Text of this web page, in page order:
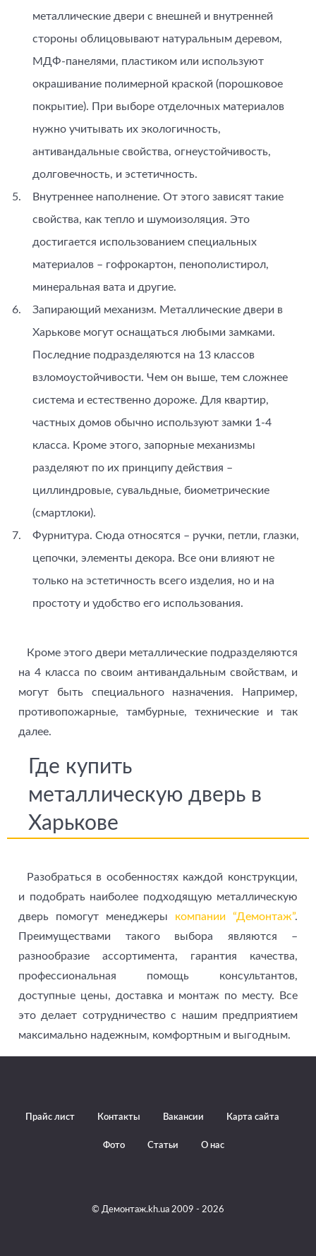
металлические двери с внешней и внутренней
стороны облицовывают натуральным деревом,
МДФ-панелями, пластиком или используют
окрашивание полимерной краской (порошковое
покрытие). При выборе отделочных материалов
нужно учитывать их экологичность,
антивандальные свойства, огнеустойчивость,
долговечность, и эстетичность.
Внутреннее наполнение. От этого зависят такие
свойства, как тепло и шумоизоляция. Это
достигается использованием специальных
материалов – гофрокартон, пенополистирол,
минеральная вата и другие.
Запирающий механизм. Металлические двери в
Харькове могут оснащаться любыми замками.
Последние подразделяются на 13 классов
взломоустойчивости. Чем он выше, тем сложнее
система и естественно дороже. Для квартир,
частных домов обычно используют замки 1-4
класса. Кроме этого, запорные механизмы
разделяют по их принципу действия –
циллиндровые, сувальдные, биометрические
(смартлоки).
Фурнитура. Сюда относятся – ручки, петли, глазки,
цепочки, элементы декора. Все они влияют не
только на эстетичность всего изделия, но и на
простоту и удобство его использования.
Кроме этого двери металлические подразделяются
на 4 класса по своим антивандальным свойствам, и
могут быть специального назначения. Например,
противопожарные, тамбурные, технические и так
далее.
Где купить
металлическую дверь в
Харькове
Разобраться в особенностях каждой конструкции,
и подобрать наиболее подходящую металлическую
дверь помогут менеджеры компании “Демонтаж”.
Преимуществами такого выбора являются –
разнообразие ассортимента, гарантия качества,
профессиональная помощь консультантов,
доступные цены, доставка и монтаж по месту. Все
это делает сотрудничество с нашим предприятием
максимально надежным, комфортным и выгодным.
Прайс лист Контакты Вакансии Карта сайта
Фото Статьи О нас
© Демонтаж.kh.ua 2009 - 2026